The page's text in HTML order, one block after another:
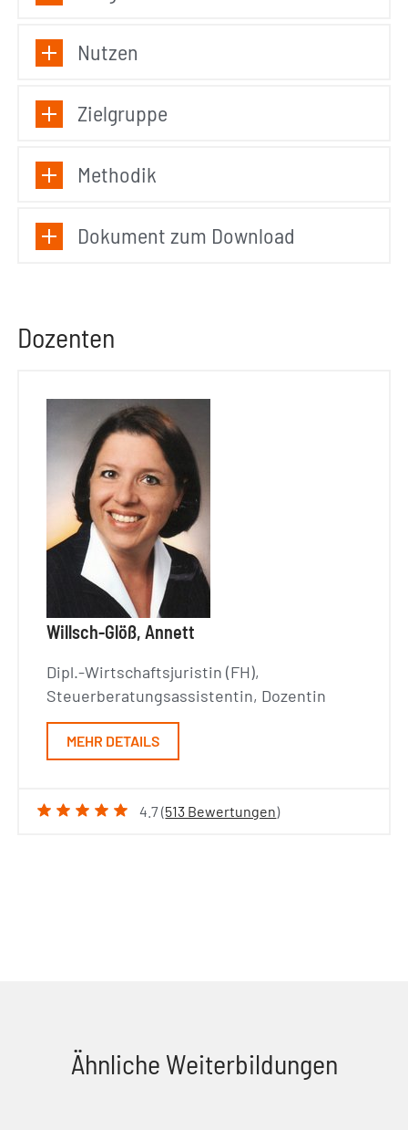
Nutzen
Zielgruppe
Methodik
Dokument zum Download
Dozenten
Willsch-Glöß, Annett
Dipl.-Wirtschaftsjuristin (FH),
Steuerberatungsassistentin, Dozentin
MEHR DETAILS
4.7 (513 Bewertungen)
Ähnliche Weiterbildungen